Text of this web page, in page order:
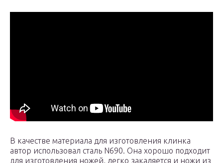
В качестве материала для изготовления клинка
автор использовал сталь N690. Она хорошо подходит
для изготовления ножей, легко закаляется и ножи из